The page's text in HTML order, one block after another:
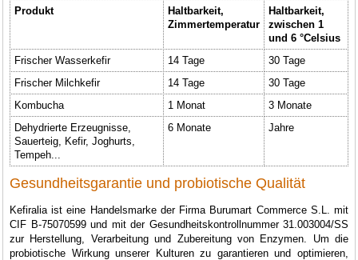
Produkt
Haltbarkeit,
Zimmertemperatur
Haltbarkeit,
zwischen 1
und 6 °Celsius
Frischer Wasserkefir
14 Tage
30 Tage
Frischer Milchkefir
14 Tage
30 Tage
Kombucha
1 Monat
3 Monate
Dehydrierte Erzeugnisse,
Sauerteig, Kefir, Joghurts,
Tempeh...
6 Monate Jahre
Gesundheitsgarantie und probiotische Qualität
Kefiralia ist eine Handelsmarke der Firma Burumart Commerce S.L. mit
CIF B-75070599 und mit der Gesundheitskontrollnummer 31.003004/SS
zur Herstellung, Verarbeitung und Zubereitung von Enzymen. Um die
probiotische Wirkung unserer Kulturen zu garantieren und optimieren,